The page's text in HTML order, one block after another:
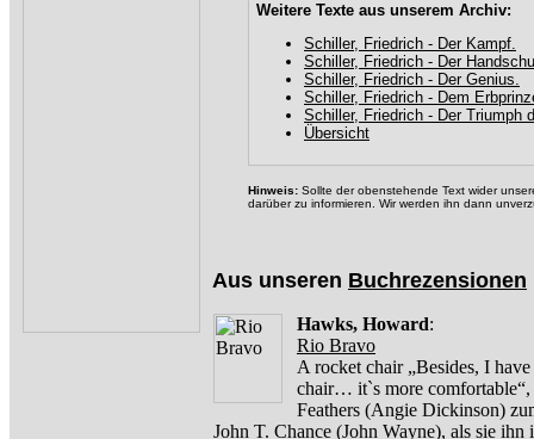
Weitere Texte aus unserem Archiv:
Schiller, Friedrich - Der Kampf.
Schiller, Friedrich - Der
Schiller, Friedrich - Der Genius.
Schiller, Friedrich - Dem
Schiller, Friedrich - Der Triumph
Übersicht
Hinweis: Sollte der obenstehende Text wider
darüber zu informieren. Wir werden ihn dann
Aus unseren Buchrezensionen
Hawks, Howard:
Rio Bravo
A rocket chair „Besides, I
chair… it`s more comfortable“,
Feathers (Angie Dickinson)
John T. Chance (John Wayne), als sie ihn